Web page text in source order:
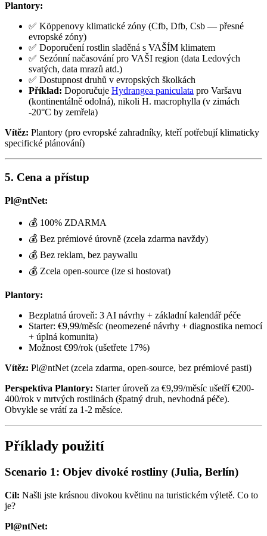
Plantory:
✅ Köppenovy klimatické zóny (Cfb, Dfb, Csb — přesné
evropské zóny)
✅ Doporučení rostlin sladěná s VAŠÍM klimatem
✅ Sezónní načasování pro VAŠI region (data Ledových
svatých, data mrazů atd.)
✅ Dostupnost druhů v evropských školkách
Příklad: Doporučuje Hydrangea paniculata pro Varšavu
(kontinentálně odolná), nikoli H. macrophylla (v zimách
-20°C by zemřela)
Vítěz: Plantory (pro evropské zahradníky, kteří potřebují klimaticky
specifické plánování)
5. Cena a přístup
Pl@ntNet:
💰 100% ZDARMA
💰 Bez prémiové úrovně (zcela zdarma navždy)
💰 Bez reklam, bez paywallu
💰 Zcela open-source (lze si hostovat)
Plantory:
Bezplatná úroveň: 3 AI návrhy + základní kalendář péče
Starter: €9,99/měsíc (neomezené návrhy + diagnostika nemocí
+ úplná komunita)
Možnost €99/rok (ušetřete 17%)
Vítěz: Pl@ntNet (zcela zdarma, open-source, bez prémiové pasti)
Perspektiva Plantory: Starter úroveň za €9,99/měsíc ušetří €200-
400/rok v mrtvých rostlinách (špatný druh, nevhodná péče).
Obvykle se vrátí za 1-2 měsíce.
Příklady použití
Scenario 1: Objev divoké rostliny (Julia, Berlín)
Cíl: Našli jste krásnou divokou květinu na turistickém výletě. Co to
je?
Pl@ntNet: